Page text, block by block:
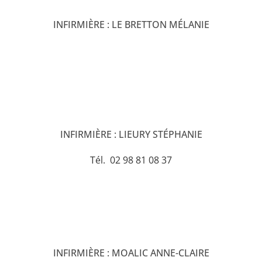
INFIRMIÈRE : LE BRETTON MÉLANIE
INFIRMIÈRE : LIEURY STÉPHANIE
Tél. 02 98 81 08 37
INFIRMIÈRE : MOALIC ANNE-CLAIRE